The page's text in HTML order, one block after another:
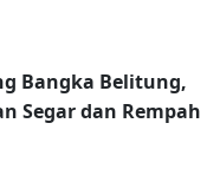
Bangka Belitung,
Segar dan Rempah